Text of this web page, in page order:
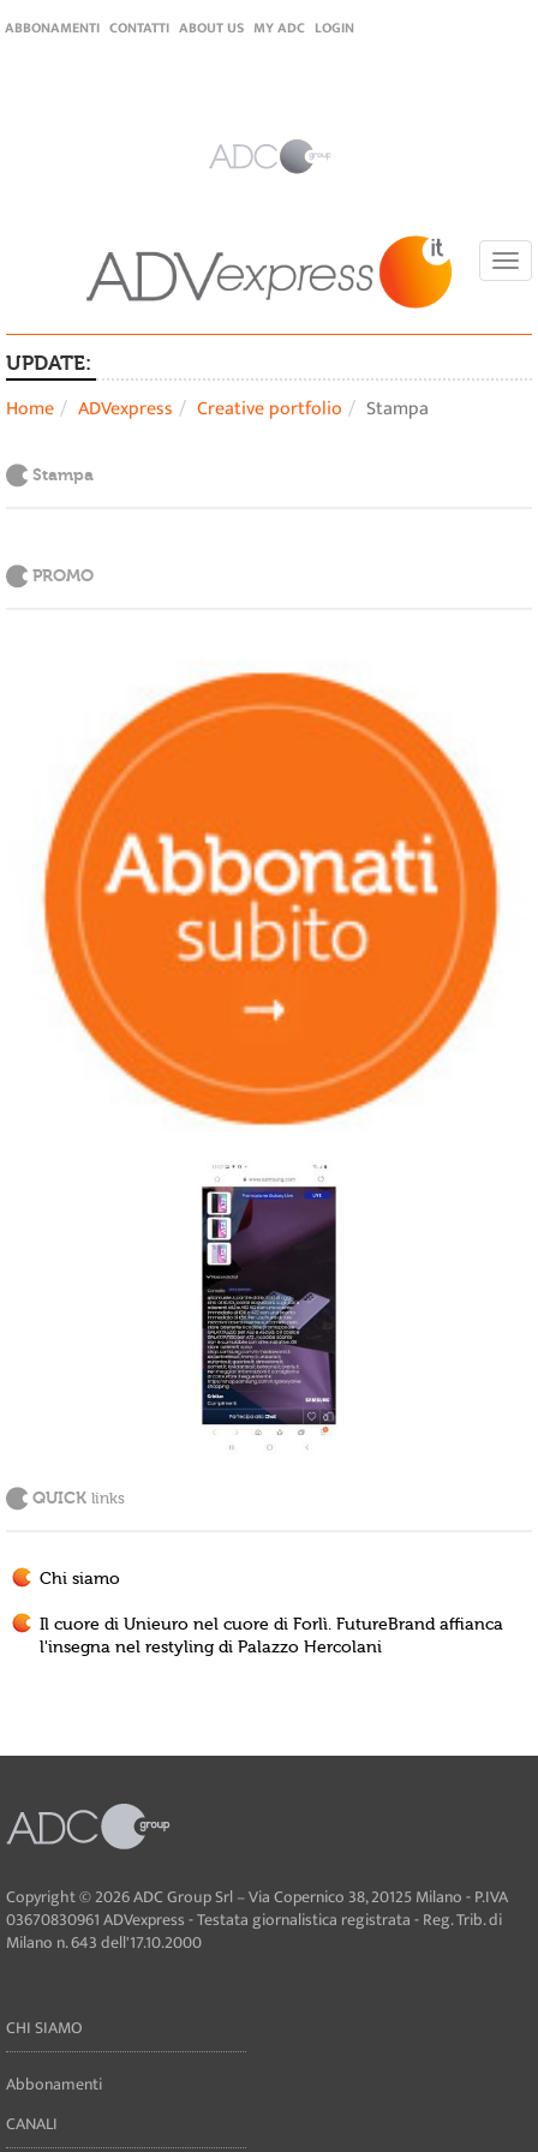
ABBONAMENTI CONTATTI ABOUT US MY ADC LOGIN
UPDATE:
Home ADVexpress Creative portfolio Stampa
Stampa
PROMO
QUICK links
Chi siamo
Il cuore di Unieuro nel cuore di Forlì. FutureBrand affianca
l'insegna nel restyling di Palazzo Hercolani
Copyright © 2026 ADC Group Srl – Via Copernico 38, 20125 Milano - P.IVA
03670830961 ADVexpress - Testata giornalistica registrata - Reg. Trib. di
Milano n. 643 dell'17.10.2000
CHI SIAMO
Abbonamenti
CANALI